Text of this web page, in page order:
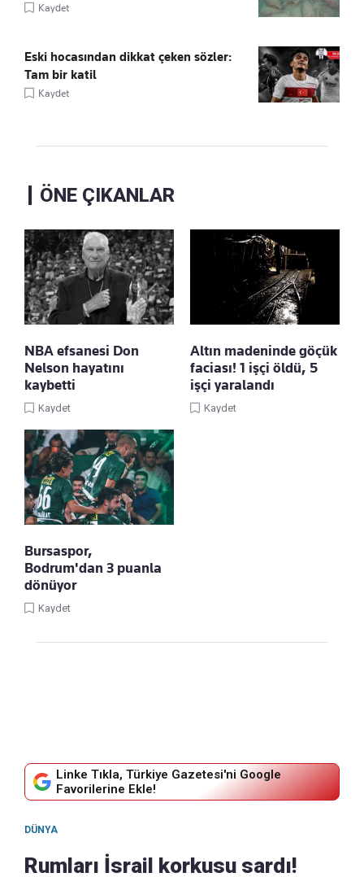
Kaydet
Eski hocasından dikkat çeken sözler:
Tam bir katil
Kaydet
ÖNE ÇIKANLAR
NBA efsanesi Don
Nelson hayatını
kaybetti
Kaydet
Altın madeninde göçük
faciası! 1 işçi öldü, 5
işçi yaralandı
Kaydet
Bursaspor,
Bodrum'dan 3 puanla
dönüyor
Kaydet
Linke Tıkla, Türkiye Gazetesi'ni Google
Favorilerine Ekle!
DÜNYA
Rumları İsrail korkusu sardı!